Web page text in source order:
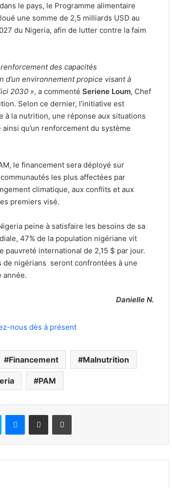
le pays, le Programme alimentaire
une somme de 2,5 milliards USD au
du Nigeria, afin de lutter contre la faim
des capacités
d’un environnement propice visant à
2030 », a commenté Seriene Loum, Chef
Selon ce dernier, l’initiative est
la nutrition, une réponse aux situations
qu’un renforcement du système
le financement sera déployé sur
les plus affectées par
climatique, aux conflits et aux
premiers visé.
peine à satisfaire les besoins de sa
47% de la population nigériane vit
pauvreté international de 2,15 $ par jour.
de nigérians seront confrontées à une
année.
Danielle N.
Financement Malnutrition
PAM
Skype Messenger
Partager par email Imprimer